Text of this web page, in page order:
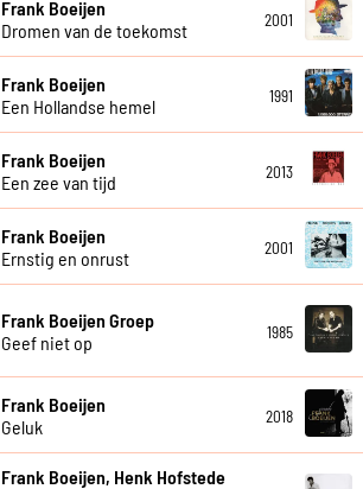
Frank Boeijen
Dromen van de toekomst
2001
Frank Boeijen
Een Hollandse hemel
1991
Frank Boeijen
Een zee van tijd
2013
Frank Boeijen
Ernstig en onrust
2001
Frank Boeijen Groep
Geef niet op
1985
Frank Boeijen
Geluk
2018
Frank Boeijen, Henk Hofstede